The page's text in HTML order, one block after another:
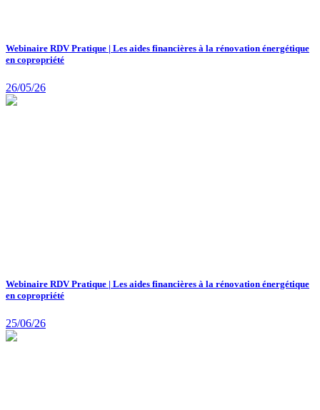
Webinaire RDV Pratique | Les aides financières à la rénovation énergétique
en copropriété
26/05/26
Webinaire RDV Pratique | Les aides financières à la rénovation énergétique
en copropriété
25/06/26